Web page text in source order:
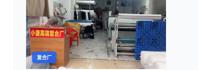
复合厂